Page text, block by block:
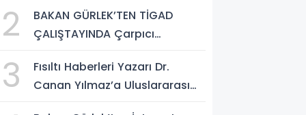
Sosyal Medya Düzenlemesi
Mesajı
2
BAKAN GÜRLEK’TEN TİGAD
ÇALIŞTAYINDA Çarpıcı
Yeni Bir Aydınlığa Uyanacağız"
3
Fısıltı Haberleri Yazarı Dr.
Canan Yılmaz’a Uluslararası